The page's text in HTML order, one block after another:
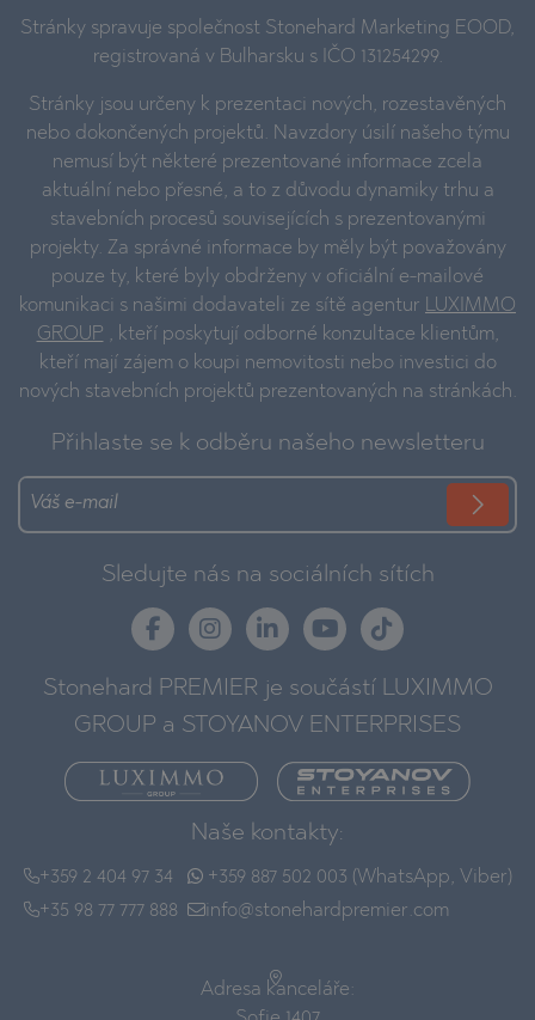
Stránky spravuje společnost Stonehard Marketing EOOD,
registrovaná v Bulharsku s IČO 131254299.
Stránky jsou určeny k prezentaci nových, rozestavěných
nebo dokončených projektů. Navzdory úsilí našeho týmu
nemusí být některé prezentované informace zcela
aktuální nebo přesné, a to z důvodu dynamiky trhu a
stavebních procesů souvisejících s prezentovanými
projekty. Za správné informace by měly být považovány
pouze ty, které byly obdrženy v oficiální e-mailové
komunikaci s našimi dodavateli ze sítě agentur LUXIMMO
GROUP , kteří poskytují odborné konzultace klientům,
kteří mají zájem o koupi nemovitosti nebo investici do
nových stavebních projektů prezentovaných na stránkách.
Přihlaste se k odběru našeho newsletteru
Sledujte nás na sociálních sítích
Stonehard PREMIER je součástí LUXIMMO
GROUP a STOYANOV ENTERPRISES
Naše kontakty:
+359 2 404 97 34
+35 98 77 777 888
+359 887 502 003 (WhatsApp, Viber)
info@stonehardpremier.com
Adresa kanceláře: